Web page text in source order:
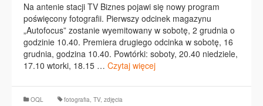
Na antenie stacji TV Biznes pojawi się nowy program
poświęcony fotografii. Pierwszy odcinek magazynu
„Autofocus” zostanie wyemitowany w sobotę, 2 grudnia o
godzinie 10.40. Premiera drugiego odcinka w sobotę, 16
grudnia, godzina 10.40. Powtórki: soboty, 20.40 niedziele,
17.10 wtorki, 18.15 … Czytaj więcej
OQL fotografia, TV, zdjęcia